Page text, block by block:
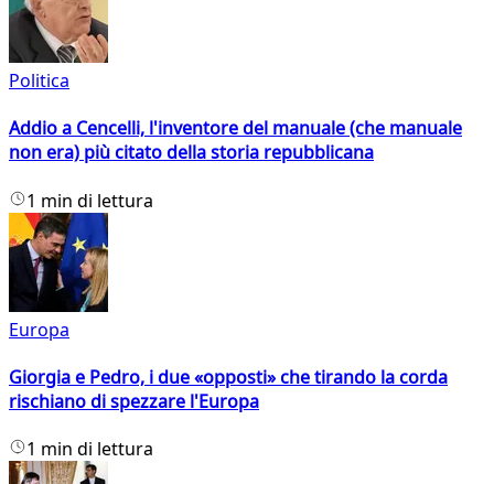
Politica
Addio a Cencelli, l'inventore del manuale (che manuale
non era) più citato della storia repubblicana
1 min di lettura
Europa
Giorgia e Pedro, i due «opposti» che tirando la corda
rischiano di spezzare l'Europa
1 min di lettura